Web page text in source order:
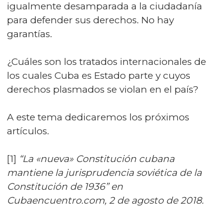
igualmente desamparada a la ciudadanía
para defender sus derechos. No hay
garantías.
¿Cuáles son los tratados internacionales de
los cuales Cuba es Estado parte y cuyos
derechos plasmados se violan en el país?
A este tema dedicaremos los próximos
artículos.
[1] “La «nueva» Constitución cubana
mantiene la jurisprudencia soviética de la
Constitución de 1936” en
Cubaencuentro.com, 2 de agosto de 2018.